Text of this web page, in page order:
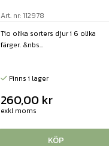
Art. nr: 112978
Tio olika sorters djur i 6 olika
färger. &nbs...
Finns i lager
260,00 kr
exkl moms
KÖP